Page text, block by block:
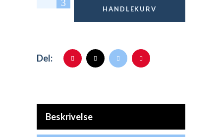
HANDLEKURV
Del:
Beskrivelse